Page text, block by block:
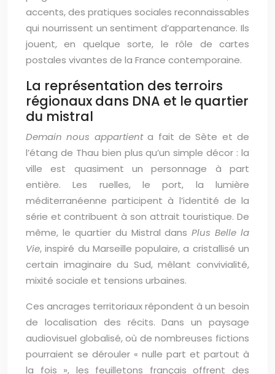
accents, des pratiques sociales reconnaissables
qui nourrissent un sentiment d’appartenance. Ils
jouent, en quelque sorte, le rôle de cartes
postales vivantes de la France contemporaine.
La représentation des terroirs
régionaux dans DNA et le quartier
du mistral
Demain nous appartienta fait de Sète et de
l’étang de Thau bien plus qu’un simple décor : la
ville est quasiment un personnage à part
entière. Les ruelles, le port, la lumière
méditerranéenne participent à l’identité de la
série et contribuent à son attrait touristique. De
même, le quartier du Mistral dansPlus Belle la
Vie, inspiré du Marseille populaire, a cristallisé un
certain imaginaire du Sud, mêlant convivialité,
mixité sociale et tensions urbaines.
Ces ancrages territoriaux répondent à un besoin
de localisation des récits. Dans un paysage
audiovisuel globalisé, où de nombreuses fictions
pourraient se dérouler « nulle part et partout à
la fois », les feuilletons français offrent des